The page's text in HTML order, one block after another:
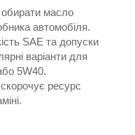
обирати масло
автомобіля.
SAE та допуски
варіанти для
5W40.
ресурс